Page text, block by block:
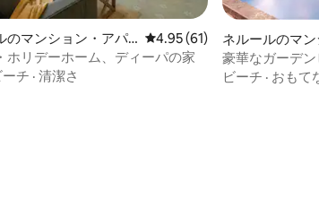
4.95つ星の平均評価
のマンション・アパ
レビュー61件、5つ星中4.95
4.95 (61)
ホリデーホーム、ディーパの家
ーチ · 清潔さ
ネルールのマン
ート
豪華なガーデン
ビーチ近く
ビーチ · おもて